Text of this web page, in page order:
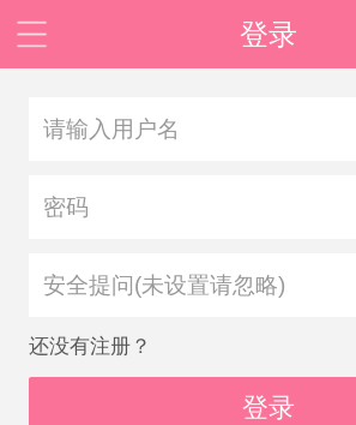
登录
安全提问(未设置请忽略)
还没有注册？
登录